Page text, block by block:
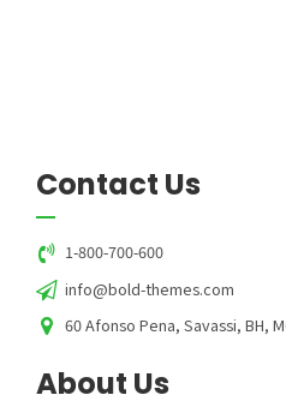
Contact Us
1-800-700-600
info@bold-themes.com
60 Afonso Pena, Savassi, BH,
About Us